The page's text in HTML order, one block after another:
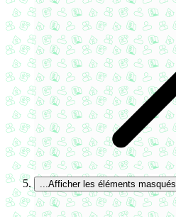
Afficher les éléments masqués